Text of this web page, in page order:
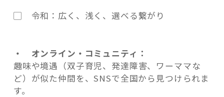
▢ 令和：広く、浅く、選べる繋がり
・ オンライン・コミュニティ：
趣味や境遇（双子育児、発達障害、ワーママな
ど）が似た仲間を、SNSで全国から見つけられま
す。